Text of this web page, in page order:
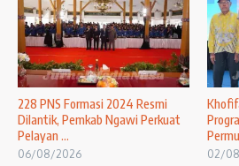
228 PNS Formasi 2024 Resmi
Dilantik, Pemkab Ngawi Perkuat
Pelayan ...
06/08/2026 02/